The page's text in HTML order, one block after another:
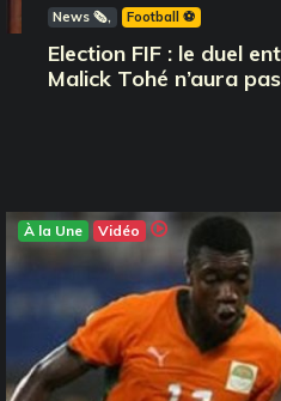
News 🗞️ Football ⚽️
Election FIF : le duel
Malick Tohé n’aura
À la Une Vidéo